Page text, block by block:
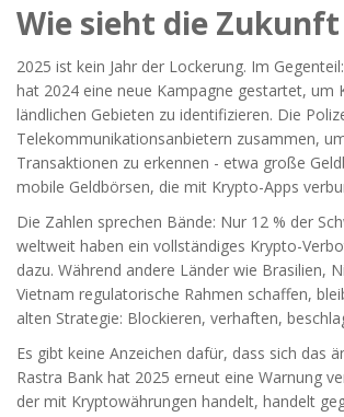
Wie sieht die Zukunft
2025 ist kein Jahr der Lockerung. Im
hat 2024 eine neue Kampagne gestartet, um
ländlichen Gebieten zu identifizieren. Die
Telekommunikationsanbietern zusammen,
Transaktionen zu erkennen - etwa große
mobile Geldbörsen, die mit Krypto-Apps
Die Zahlen sprechen Bände: Nur 12 % der
weltweit haben ein vollständiges Krypto-
dazu. Während andere Länder wie Brasilien,
Vietnam regulatorische Rahmen schaffen,
alten Strategie: Blockieren, verhaften,
Es gibt keine Anzeichen dafür, dass sich das
Rastra Bank hat 2025 erneut eine Warnung
der mit Kryptowährungen handelt, handelt